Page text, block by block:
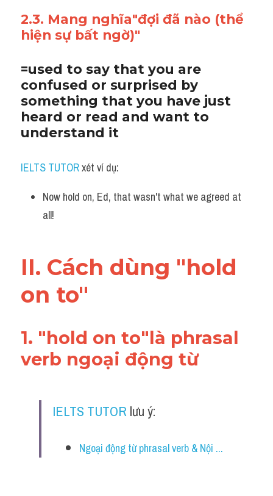
2.3. Mang nghĩa"đợi đã nào (thể
hiện sự bất ngờ)"
=used to say that you are
confused or surprised by
something that you have just
heard or read and want to
understand it
IELTS TUTOR xét ví dụ:
Now hold on, Ed, that wasn't what we agreed at
all!
II. Cách dùng "hold
on to"
1. "hold on to"là phrasal
verb ngoại động từ
IELTS TUTOR lưu ý:
Ngoại động từ phrasal verb & Nội ...